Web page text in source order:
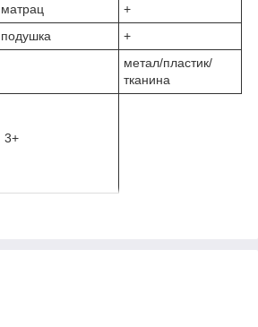
матрац
+
подушка
+
метал/пластик/
тканина
3+